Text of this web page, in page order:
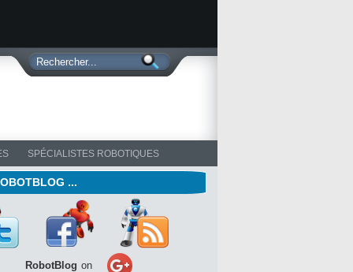
SPÉCIALISTES ROBOTIQUES
...
RobotBlog on